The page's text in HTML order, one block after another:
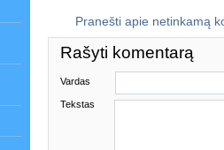
Pranešti apie netinkamą
Rašyti komentarą
Vardas
Tekstas